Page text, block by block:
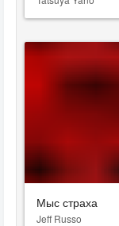
Мыс страха
Jeff Russo